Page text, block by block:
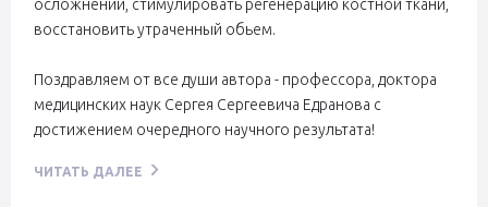
осложнений, стимулировать регенерацию костной ткани,
восстановить утраченный обьем.
Поздравляем от все души автора - профессора, доктора
медицинских наук Сергея Сергеевича Едранова с
достижением очередного научного результата!
ЧИТАТЬ ДАЛЕЕ